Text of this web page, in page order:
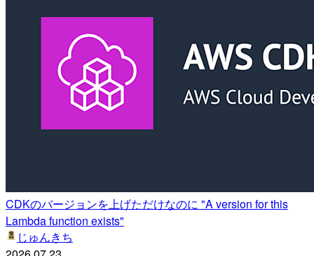
CDKのバージョンを上げただけなのに "A version for this
Lambda function exists"
じゅんきち